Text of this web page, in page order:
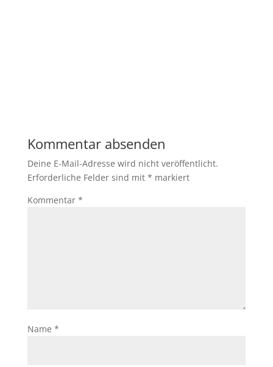
Kommentar absenden
Deine E-Mail-Adresse wird nicht veröffentlicht.
Erforderliche Felder sind mit * markiert
Kommentar *
Name *